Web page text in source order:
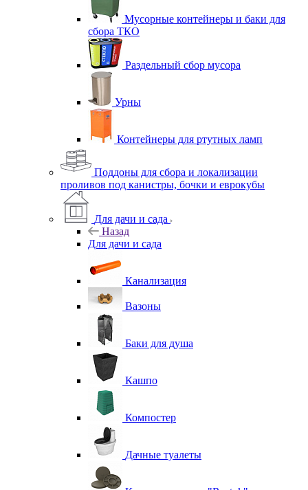
Мусорные контейнеры и баки для
сбора ТКО
Раздельный сбор мусора
Урны
Контейнеры для ртутных ламп
Поддоны для сбора и локализации
проливов под канистры, бочки и еврокубы
Для дачи и сада
Назад
Для дачи и сада
Канализация
Вазоны
Баки для душа
Кашпо
Компостер
Дачные туалеты